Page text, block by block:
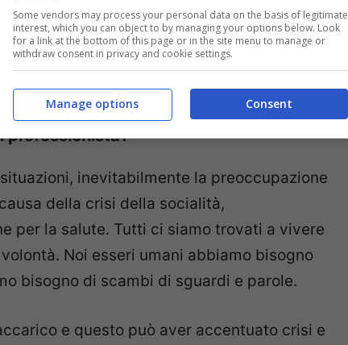
possibile.
sono aumentate, anche in famiglia.
nella sua attività lavorativa?
professionista?
inevitabilmente la preoccupazione
della crisi della socialità,
per la salute. Tutti ci siamo trovati a vivere
Noi esseri umani abbiamo bisogno
bisogno di scambi di sguardi e parole.
e questo può aver accentuato crisi e
Some vendors may process your personal data on the basis of legitimate
interest, which you can object to by managing your options below. Look
for a link at the bottom of this page or in the site menu to manage or
withdraw consent in privacy and cookie settings.
Consent
Manage options